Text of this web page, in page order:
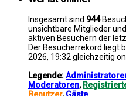
Insgesamt sind 944
unsichtbare Mitglieder
aktiven Besuchern der
Der Besucherrekord liegt
2026, 19:32 gleichzeitig
Legende:
Moderatoren,
Benutzer,Gäste